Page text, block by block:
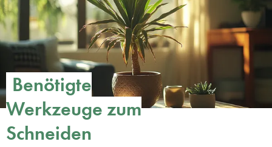
Benötigte
Werkzeuge zum
Schneiden